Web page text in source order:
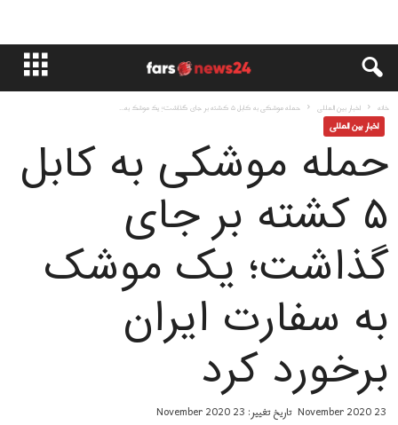
خانه اخبار بین المللی حمله موشکی به کابل ۵ کشته بر جای گذاشت؛ یک موشک به...
اخبار بین المللی
حمله موشکی به کابل
۵ کشته بر جای
گذاشت؛ یک موشک
به سفارت ایران
برخورد کرد
23 November 2020 تاریخ تغییر: 23 November 2020